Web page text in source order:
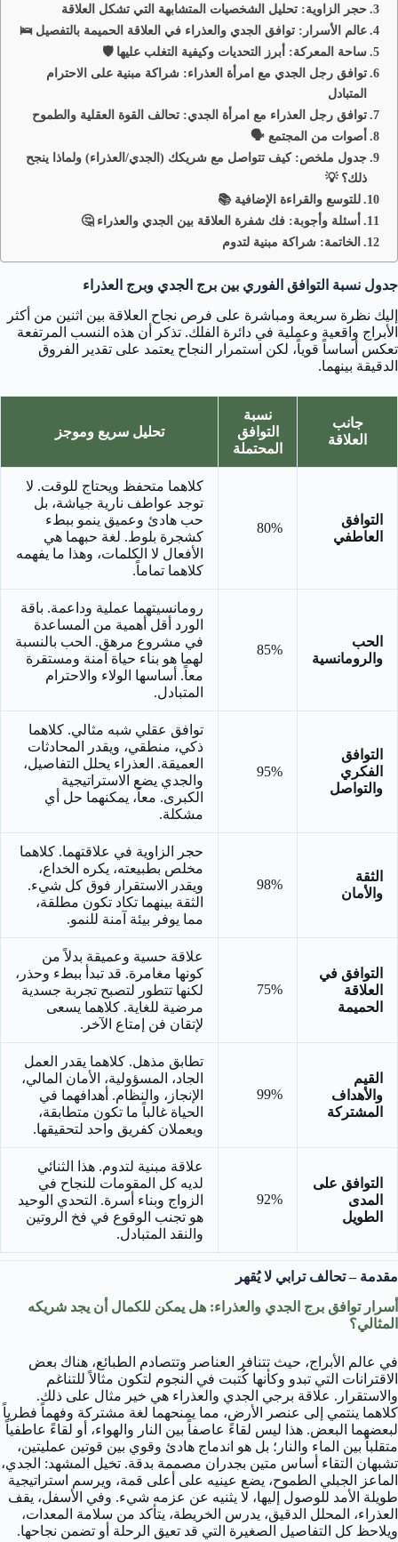
حجر الزاوية: تحليل الشخصيات المتشابهة التي تشكل العلاقة
عالم الأسرار: توافق الجدي والعذراء في العلاقة الحميمة بالتفصيل 🛌
ساحة المعركة: أبرز التحديات وكيفية التغلب عليها 🛡️
توافق رجل الجدي مع امرأة العذراء: شراكة مبنية على الاحترام
المتبادل
توافق رجل العذراء مع امرأة الجدي: تحالف القوة العقلية والطموح
أصوات من المجتمع 🗣️
جدول ملخص: كيف تتواصل مع شريكك (الجدي/العذراء) ولماذا ينجح
ذلك؟ 💡
للتوسع والقراءة الإضافية 📚
أسئلة وأجوبة: فك شفرة العلاقة بين الجدي والعذراء 🤔
الخاتمة: شراكة مبنية لتدوم
جدول نسبة التوافق الفوري بين برج الجدي وبرج العذراء
إليك نظرة سريعة ومباشرة على فرص نجاح العلاقة بين اثنين من أكثر
الأبراج واقعية وعملية في دائرة الفلك. تذكر أن هذه النسب المرتفعة
تعكس أساساً قوياً، لكن استمرار النجاح يعتمد على تقدير الفروق
الدقيقة بينهما.
جانب
العلاقة
نسبة
التوافق
المحتملة
تحليل سريع وموجز
التوافق
العاطفي
80%
كلاهما متحفظ ويحتاج للوقت. لا
توجد عواطف نارية جياشة، بل
حب هادئ وعميق ينمو ببطء
كشجرة بلوط. لغة حبهما هي
الأفعال لا الكلمات، وهذا ما يفهمه
كلاهما تماماً.
الحب
والرومانسية
85%
رومانسيتهما عملية وداعمة. باقة
الورد أقل أهمية من المساعدة
في مشروع مرهق. الحب بالنسبة
لهما هو بناء حياة آمنة ومستقرة
معاً. أساسها الولاء والاحترام
المتبادل.
التوافق
الفكري
والتواصل
95%
توافق عقلي شبه مثالي. كلاهما
ذكي، منطقي، ويقدر المحادثات
العميقة. العذراء يحلل التفاصيل،
والجدي يضع الاستراتيجية
الكبرى. معاً، يمكنهما حل أي
مشكلة.
الثقة
والأمان
98%
حجر الزاوية في علاقتهما. كلاهما
مخلص بطبيعته، يكره الخداع،
ويقدر الاستقرار فوق كل شيء.
الثقة بينهما تكاد تكون مطلقة،
مما يوفر بيئة آمنة للنمو.
التوافق في
العلاقة
الحميمة
75%
علاقة حسية وعميقة بدلاً من
كونها مغامرة. قد تبدأ ببطء وحذر،
لكنها تتطور لتصبح تجربة جسدية
مرضية للغاية. كلاهما يسعى
لإتقان فن إمتاع الآخر.
القيم
والأهداف
المشتركة
99%
تطابق مذهل. كلاهما يقدر العمل
الجاد، المسؤولية، الأمان المالي،
الإنجاز، والنظام. أهدافهما في
الحياة غالباً ما تكون متطابقة،
ويعملان كفريق واحد لتحقيقها.
التوافق على
المدى
الطويل
92%
علاقة مبنية لتدوم. هذا الثنائي
لديه كل المقومات للنجاح في
الزواج وبناء أسرة. التحدي الوحيد
هو تجنب الوقوع في فخ الروتين
والنقد المتبادل.
مقدمة – تحالف ترابي لا يُقهر
أسرار توافق برج الجدي والعذراء: هل يمكن للكمال أن يجد شريكه
المثالي؟
في عالم الأبراج، حيث تتنافر العناصر وتتصادم الطبائع، هناك بعض
الاقترانات التي تبدو وكأنها كُتبت في النجوم لتكون مثالاً للتناغم
والاستقرار. علاقة برجي الجدي والعذراء هي خير مثال على ذلك.
كلاهما ينتمي إلى عنصر الأرض، مما يمنحهما لغة مشتركة وفهماً فطرياً
لبعضهما البعض. هذا ليس لقاءً عاصفاً بين النار والهواء، أو لقاءً عاطفياً
متقلباً بين الماء والنار؛ بل هو اندماج هادئ وقوي بين قوتين عمليتين،
تشبهان التقاء أساس متين بجدران مصممة بدقة. تخيل المشهد: الجدي،
الماعز الجبلي الطموح، يضع عينيه على أعلى قمة، ويرسم استراتيجية
طويلة الأمد للوصول إليها، لا يثنيه عن عزمه شيء. وفي الأسفل، يقف
العذراء، المحلل الدقيق، يدرس الخريطة، يتأكد من سلامة المعدات،
ويلاحظ كل التفاصيل الصغيرة التي قد تعيق الرحلة أو تضمن نجاحها.